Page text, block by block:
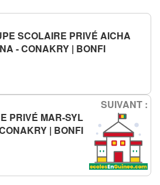
SCOLAIRE PRIVÉ AICHA
- CONAKRY | BONFI
SUIVANT :
PRIVÉ MAR-SYL
| BONFI